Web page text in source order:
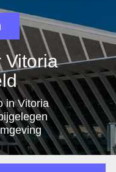
Vitoria
in Vitoria